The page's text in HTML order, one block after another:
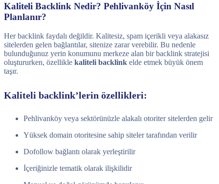
Kaliteli Backlink Nedir? Pehlivanköy İçin Nasıl
Planlanır?
Her backlink faydalı değildir. Kalitesiz, spam içerikli veya alakasız
sitelerden gelen bağlantılar, sitenize zarar verebilir. Bu nedenle
bulunduğunuz yerin konumunu merkeze alan bir backlink stratejisi
oluştururken, özellikle kaliteli backlink elde etmek büyük önem
taşır.
Kaliteli backlink’lerin özellikleri:
Pehlivanköy veya sektörünüzle alakalı otoriter sitelerden gelir
Yüksek domain otoritesine sahip siteler tarafından verilir
Dofollow bağlantı olarak yerleştirilir
İçeriğinizle tematik olarak ilişkilidir